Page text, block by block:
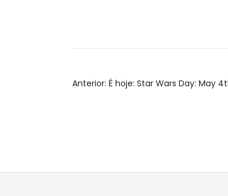
Post
Anterior: É hoje: Star Wars Day: May